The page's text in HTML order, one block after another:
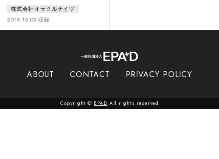
グのみ。俳優はパーティーゲーム
「人狼」のルールを用いて、人間
vs 人狼の戦いを即興で繰り広げ
で、4つの種族が種の存亡をかけ
人狼を、人間は処刑できるのか？
株式会社オラクルナイツ
2019.10.03 収録
ABOUT CONTACT PRIVACY POLICY
Copyright © EPAD All rights reserved